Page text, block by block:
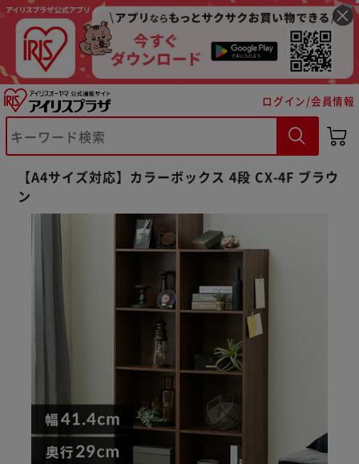
ログイン/会員情報
【A4サイズ対応】カラーボックス 4段 CX-4F ブラウ
ン